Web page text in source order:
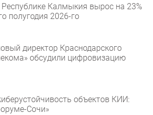
Республике Калмыкия вырос на 23%
полугодия 2026-го
директор Краснодарского
обсудили цифровизацию
объектов КИИ:
Сочи»